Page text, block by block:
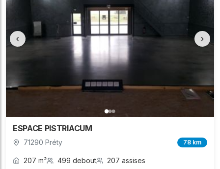
‹ ›
ESPACE PISTRIACUM
71290 Préty 78 km
207 m² 499 debout 207 assises